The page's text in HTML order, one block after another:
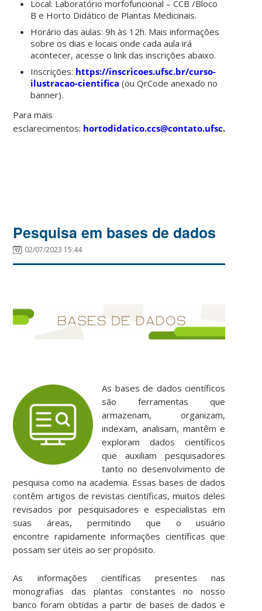
Local: Laboratório morfofuncional – CCB /Bloco
B e Horto Didático de Plantas Medicinais.
Horário das aulas: 9h às 12h. Mais informações
sobre os dias e locais onde cada aula irá
acontecer, acesse o link das inscrições abaixo.
Inscrições: https://inscricoes.ufsc.br/curso-
ilustracao-cientifica (ou QrCode anexado no
banner).
Para mais
esclarecimentos: hortodidatico.ccs@contato.ufsc.br
Pesquisa em bases de dados
02/07/2023 15:44
As bases de dados científicos
são ferramentas que
armazenam, organizam,
indexam, analisam, mantêm e
exploram dados científicos
que auxiliam pesquisadores
tanto no desenvolvimento de
pesquisa como na academia. Essas bases de dados
contêm artigos de revistas científicas, muitos deles
revisados por pesquisadores e especialistas em
suas áreas, permitindo que o usuário
encontre rapidamente informações científicas que
possam ser úteis ao ser propósito.
As informações científicas presentes nas
monografias das plantas constantes no nosso
banco foram obtidas a partir de bases de dados e